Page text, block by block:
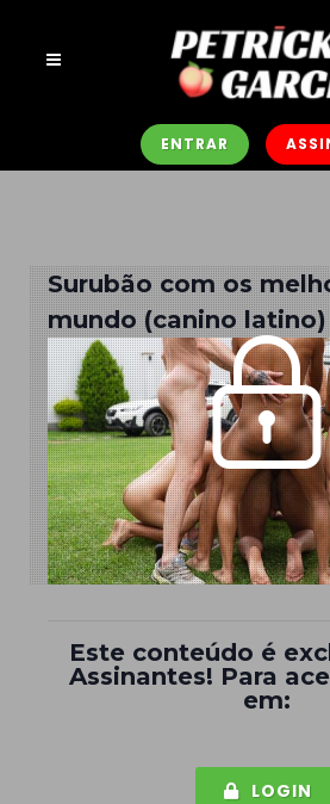
ENTRAR
Surubão com os
mundo (canino latino)
Este conteúdo é
Assinantes! Para
em:
LOGIN